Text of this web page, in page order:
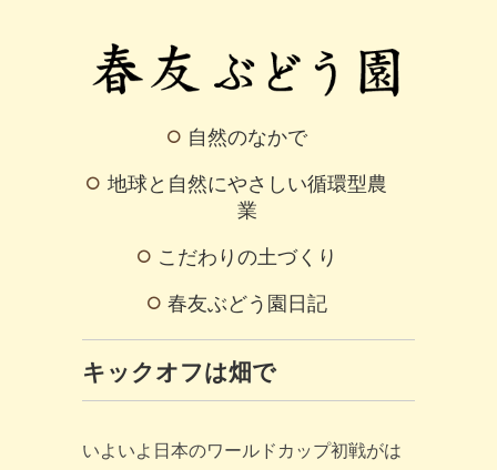
自然のなかで
地球と自然にやさしい循環型農
業
こだわりの土づくり
春友ぶどう園日記
キックオフは畑で
いよいよ日本のワールドカップ初戦がは